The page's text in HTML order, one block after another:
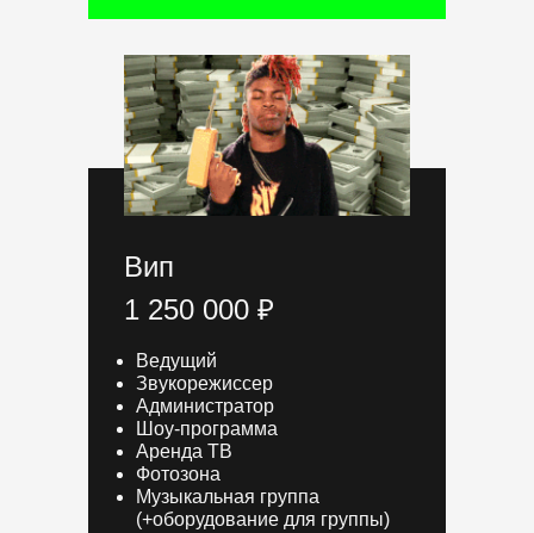
Вип
1 250 000 ₽
Ведущий
Звукорежиссер
Администратор
Шоу-программа
Аренда ТВ
Фотозона
Музыкальная группа
(+оборудование для группы)